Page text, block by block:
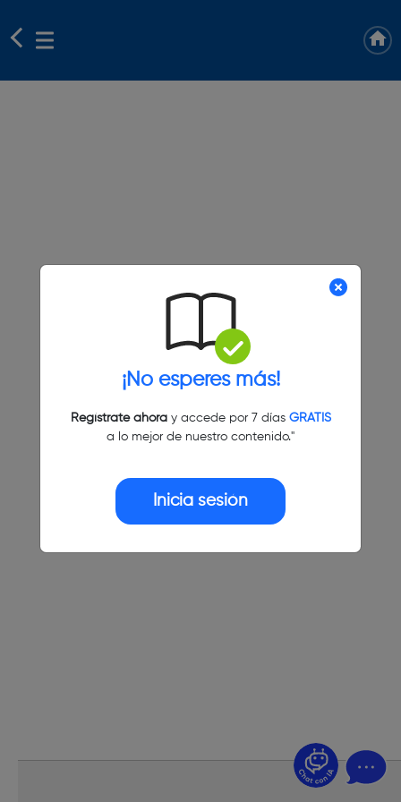
¡No esperes más!
Regístrate ahoray accede por 7 días GRATIS
a lo mejor de nuestro contenido."
Inicia sesión